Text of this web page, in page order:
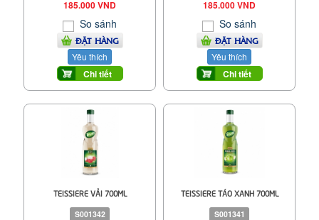
185.000 VND
So sánh
ĐẶT HÀNG
Yêu thích
Chi tiết
185.000 VND
So sánh
ĐẶT HÀNG
Yêu thích
Chi tiết
TEISSIERE VẢI 700ML
S001342
TEISSIERE TÁO XANH 700ML
S001341